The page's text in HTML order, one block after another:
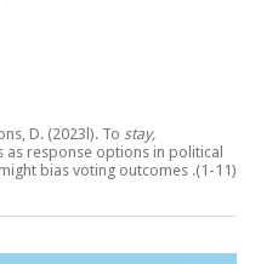
D. (2023l). To stay,
as response options in political
bias voting outcomes .(1-11)